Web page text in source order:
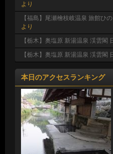
より
【福島】尾瀬檜枝岐温泉 旅館
より
【栃木】奥塩原 新湯温泉 渓雲閣
【栃木】奥塩原 新湯温泉 渓雲閣
本日のアクセスランキング